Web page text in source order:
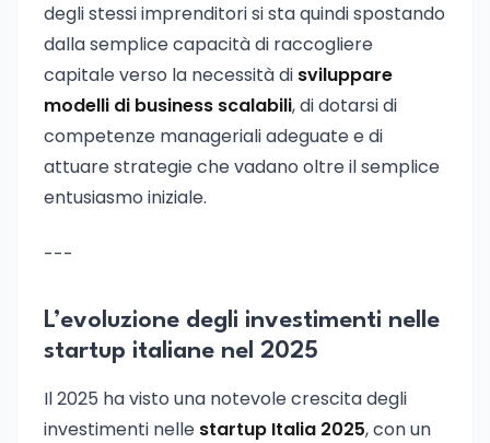
degli stessi imprenditori si sta quindi spostando
dalla semplice capacità di raccogliere
capitale verso la necessità di sviluppare
modelli di business scalabili, di dotarsi di
competenze manageriali adeguate e di
attuare strategie che vadano oltre il semplice
entusiasmo iniziale.
---
L’evoluzione degli investimenti nelle
startup italiane nel 2025
Il 2025 ha visto una notevole crescita degli
investimenti nelle startup Italia 2025, con un